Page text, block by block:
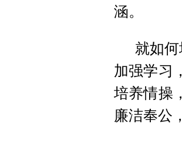
涵。
就如
加强学习
培养情操
廉洁奉公